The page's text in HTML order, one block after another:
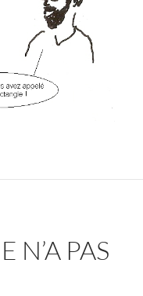
N’A PAS